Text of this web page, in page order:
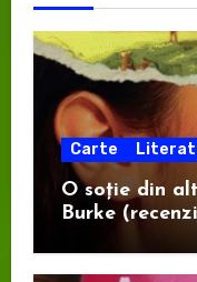
Carte
O soție din
Burke